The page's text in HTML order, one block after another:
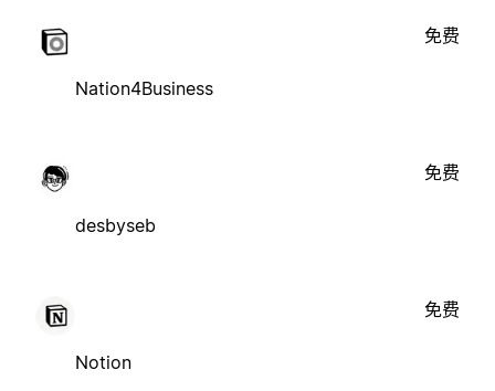
Nation4Business
免费
desbyseb
免费
Notion
免费